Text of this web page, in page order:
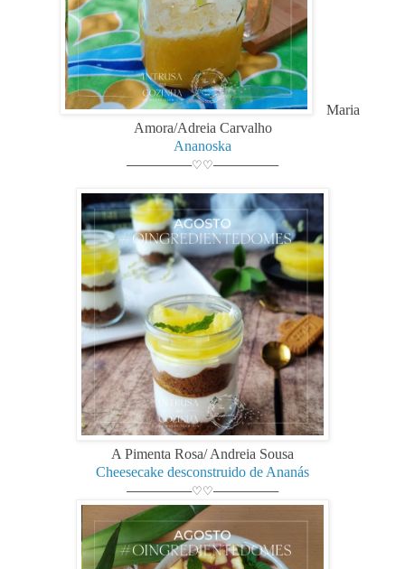
Maria
Amora/Adreia Carvalho
Ananoska
────────♡♡────────
A Pimenta Rosa/ Andreia Sousa
Cheesecake desconstruido de Ananás
────────♡♡────────